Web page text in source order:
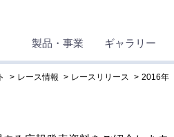
製品・事業 ギャラリー
レース情報 レースリリース 2016年